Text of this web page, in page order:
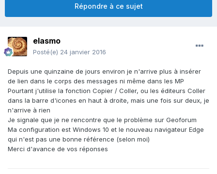
Répondre à ce sujet
elasmo
Posté(e) 24 janvier 2016
Depuis une quinzaine de jours environ je n'arrive plus à insérer
de lien dans le corps des messages ni même dans les MP
Pourtant j'utilise la fonction Copier / Coller, ou les éditeurs Coller
dans la barre d'icones en haut à droite, mais une fois sur deux, je
n'arrive à rien
Je signale que je ne rencontre que le problème sur Geoforum
Ma configuration est Windows 10 et le nouveau navigateur Edge
qui n'est pas une bonne référence (selon moi)
Merci d'avance de vos réponses